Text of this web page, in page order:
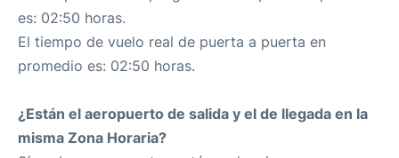
es: 02:50 horas.
El tiempo de vuelo real de puerta a puerta en
promedio es: 02:50 horas.
¿Están el aeropuerto de salida y el de llegada en la
misma Zona Horaria?